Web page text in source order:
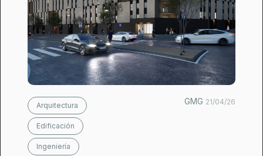
Arquitectura
Edificación
Ingeniería
GMG 21/04/26